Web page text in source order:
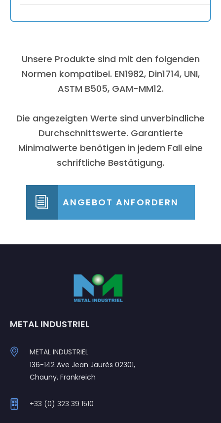
Unsere Produkte sind mit den folgenden
Normen kompatibel. EN1982, Din1714, UNI,
ASTM B505, GAM-MM12.
Die angezeigten Werte sind unverbindliche
Durchschnittswerte. Garantierte
Minimalwerte benötigen in jedem Fall eine
schriftliche Bestätigung.
ANGEBOT ANFORDERN
METAL INDUSTRIEL
METAL INDUSTRIEL
136-142 Ave Jean Jaurès 02301,
Chauny, Frankreich
+33 (0) 323 39 1510